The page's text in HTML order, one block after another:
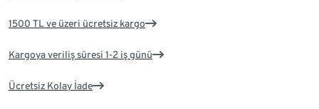
1500 TL ve üzeri ücretsiz kargo
Kargoya veriliş süresi 1-2 iş günü
Ücretsiz Kolay İade